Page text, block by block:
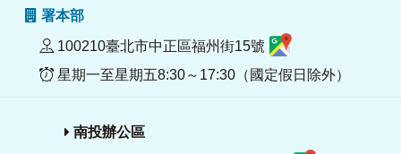
署本部
100210臺北市中正區福州街15號
星期一至星期五8:30～17:30（國定假日除外）
南投辦公區